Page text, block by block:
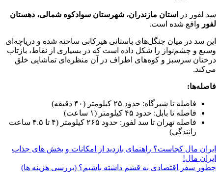
سد لفور در
استان مازندران، شهرستان سوادکوه شمالی، دهستان
لفور واقع شده است.
این سد در میان جنگل‌های باستانی هیرکانی ساخته شده و دریاچه‌ای
وسیع و چشم‌نواز را شکل داده است که در بسیاری از نقاط، بازتاب
درختان سرسبز و کوه‌های اطراف در آن منظره‌ای تماشایی خلق
می‌کند.
فاصله‌ها:
فاصله تا شیرگاه: حدود ۲۵ کیلومتر (۴۰ دقیقه)
فاصله تا بابل: حدود ۴۵ کیلومتر (۱ ساعت)
فاصله تهران تا سد لفور: حدود ۲۶۵ کیلومتر (۴ تا ۴.۵ ساعت
رانندگی)
ایران مال کجاست؟ راهنمای بازدید از امکانات و بخش‌ های جذاب
ایران مال!
چطور سفر اقتصادی به قشم داشته باشیم؟ (بررسی هزینه‌ ها)